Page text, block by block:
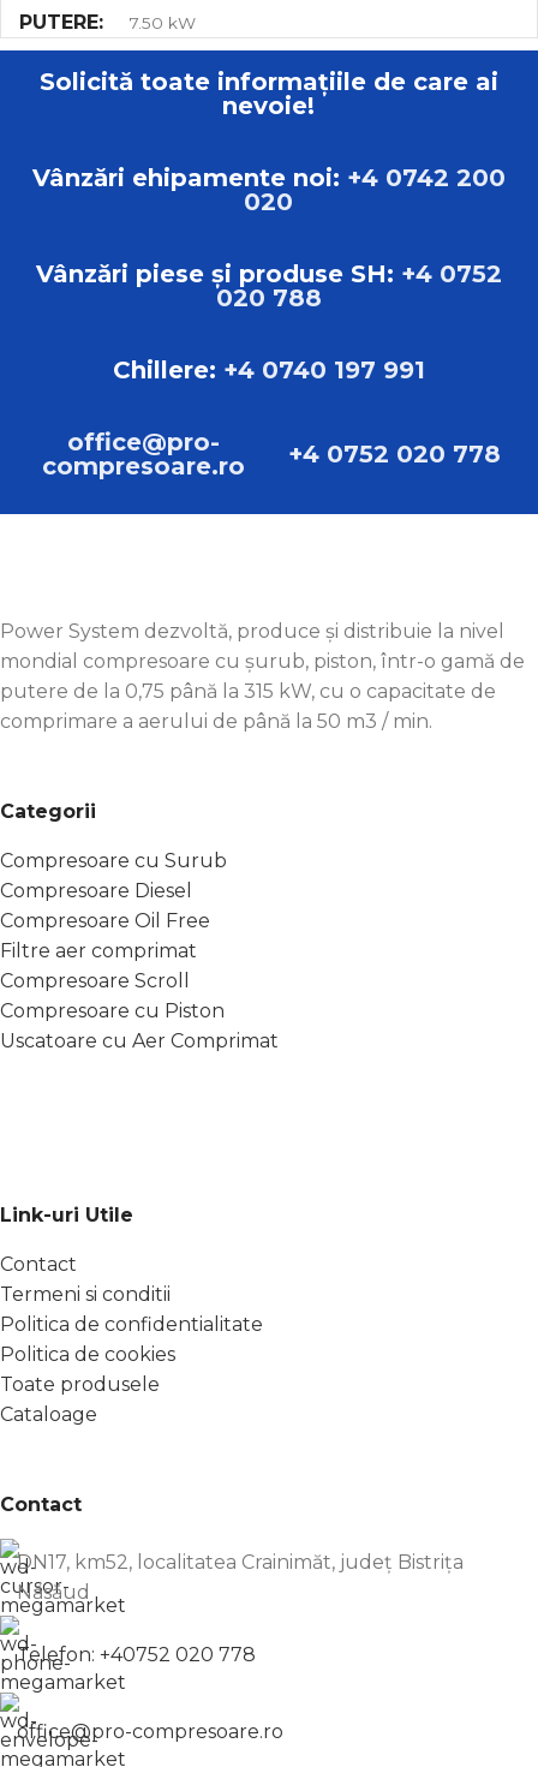
PUTERE 7.50 kW
MAX. VOLUMUL DE MUNCĂ 10.00 bar
GREUTATE 315 kg
Compresoare cu șurub
Sistem de alimentare Pascal
Solicită toate informațiile de care ai
nevoie!
Vânzări ehipamente noi: +4 0742 200
020
Vânzări piese și produse SH: +4 0752
020 788
Chillere: +4 0740 197 991
office@pro-
compresoare.ro
+4 0752 020 778
Power System dezvoltă, produce și distribuie la nivel
mondial compresoare cu șurub, piston, într-o gamă de
putere de la 0,75 până la 315 kW, cu o capacitate de
comprimare a aerului de până la 50 m3 / min.
Categorii
Compresoare cu Surub
Compresoare Diesel
Compresoare Oil Free
Filtre aer comprimat
Compresoare Scroll
Compresoare cu Piston
Uscatoare cu Aer Comprimat
Link-uri Utile
Contact
Termeni si conditii
Politica de confidentialitate
Politica de cookies
Toate produsele
Cataloage
Contact
DN17, km52, localitatea Crainimăt, județ Bistrița
Năsăud
Telefon: +40752 020 778
office@pro-compresoare.ro